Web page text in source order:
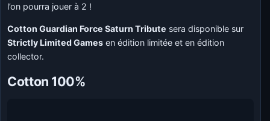
l’on pourra jouer à 2 !
Cotton Guardian Force Saturn Tribute sera disponible sur
Strictly Limited Games en édition limitée et en édition
collector.
Cotton 100%